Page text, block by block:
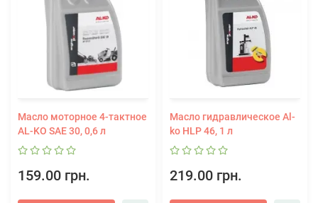
Масло моторное 4-тактное
AL-KO SAE 30, 0,6 л
159.00 грн.
Масло гидравлическое Al-
ko HLP 46, 1 л
219.00 грн.